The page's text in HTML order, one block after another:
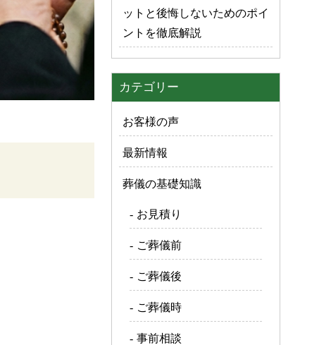
ットと後悔しないためのポイ
ントを徹底解説
カテゴリー
お客様の声
最新情報
葬儀の基礎知識
お見積り
ご葬儀前
ご葬儀後
ご葬儀時
事前相談